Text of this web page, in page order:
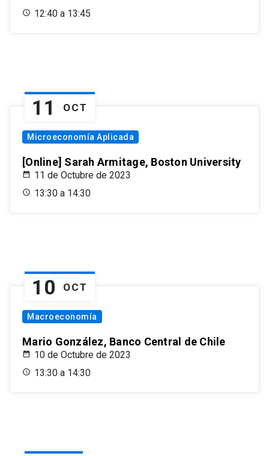
12:40 a 13:45
11 OCT
Microeconomía Aplicada
[Online] Sarah Armitage, Boston University
11 de Octubre de 2023
13:30 a 14:30
10 OCT
Macroeconomía
Mario González, Banco Central de Chile
10 de Octubre de 2023
13:30 a 14:30